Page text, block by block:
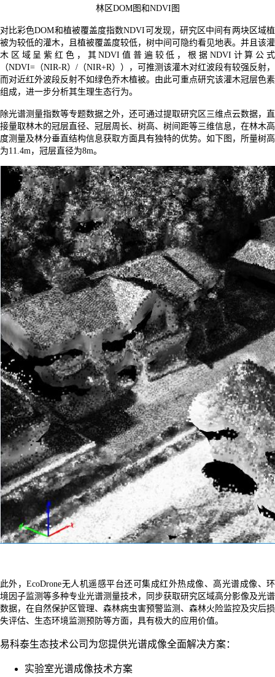
林区DOM图和NDVI图
对比彩色DOM和植被覆盖度指数NDVI可发现，研究区中间有两块区域植
被为较低的灌木，且植被覆盖度较低，树中间可隐约看见地表。并且该灌
木区域呈紫红色，其NDVI值普遍较低，根据NDVI计算公式
（NDVI=（NIR-R）/（NIR+R）），可推测该灌木对红波段有较强反射，
而对近红外波段反射不如绿色乔木植被。由此可重点研究该灌木冠层色素
组成，进一步分析其生理生态行为。
除光谱测量指数等专题数据之外，还可通过提取研究区三维点云数据，直
接量取林木的冠层直径、冠层周长、树高、树间距等三维信息， 在林木高
度测量及林分垂直结构信息获取方面具有独特的优势。 如下图，所量树高
为11.4m，冠层直径为8m。
此外，EcoDrone无人机遥感平台还可集成红外热成像、高光谱成像、环
境因子监测等多种专业光谱测量技术，同步获取研究区域高分影像及光谱
数据， 在自然保护区管理、森林病虫害预警监测 、森林火险监控及灾后损
失评估、生态环境监测预防等方面，具有极大的应用价值。
易科泰生态技术公司为您提供光谱成像全面解决方案：
实验室光谱成像技术方案